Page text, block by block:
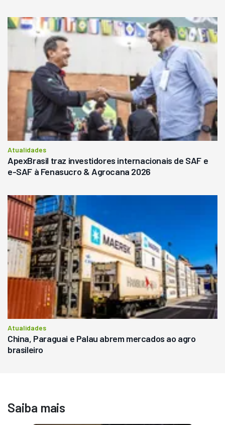
Atualidades
ApexBrasil traz investidores internacionais de SAF e
e-SAF à Fenasucro & Agrocana 2026
Atualidades
China, Paraguai e Palau abrem mercados ao agro
brasileiro
Saiba mais